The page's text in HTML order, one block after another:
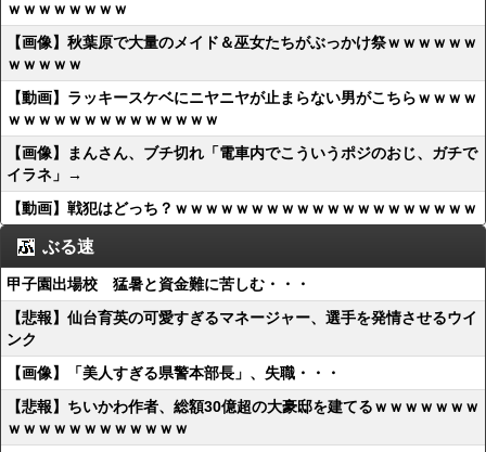
ｗｗｗｗｗｗｗｗ
【画像】秋葉原で大量のメイド＆巫女たちがぶっかけ祭ｗｗｗｗｗｗ
ｗｗｗｗｗ
【動画】ラッキースケベにニヤニヤが止まらない男がこちらｗｗｗｗ
ｗｗｗｗｗｗｗｗｗｗｗｗｗｗ
【画像】まんさん、ブチ切れ「電車内でこういうポジのおじ、ガチで
イラネ」→
【動画】戦犯はどっち？ｗｗｗｗｗｗｗｗｗｗｗｗｗｗｗｗｗｗｗｗ
ぶる速
甲子園出場校 猛暑と資金難に苦しむ・・・
【悲報】仙台育英の可愛すぎるマネージャー、選手を発情させるウイ
ンク
【画像】「美人すぎる県警本部長」、失職・・・
【悲報】ちいかわ作者、総額30億超の大豪邸を建てるｗｗｗｗｗｗｗ
ｗｗｗｗｗｗｗｗｗｗｗｗ